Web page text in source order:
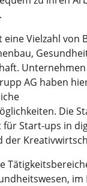
eine Vielzahl von
Unternehmen
AG haben
Die
für Start-ups in
der
im